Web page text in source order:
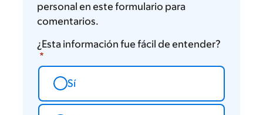
personal en este formulario para
comentarios.
¿Esta información fue fácil de entender?
Sí